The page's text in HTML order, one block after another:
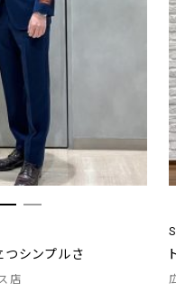
シンプルさ
店